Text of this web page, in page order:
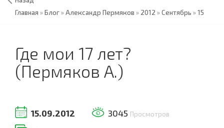
Главная »Блог»Александр Пермяков » 2012 »Сентябрь »15
Где мои 17 лет?
(Пермяков А.)
15.09.2012 3045 Просмотров